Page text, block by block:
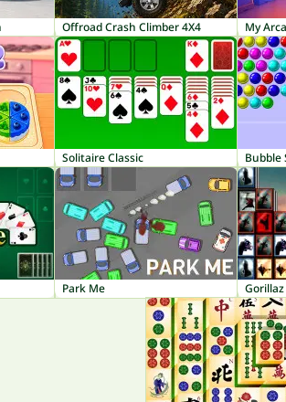
Offroad Crash Climber 4X4 My
Solitaire Classic Bubble
Park Me